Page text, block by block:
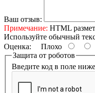
Ваш отзыв:
Примечание: HTML
Используйте обычный
Оценка: Плохо
Защита от роботов
Введите код в поле ниже